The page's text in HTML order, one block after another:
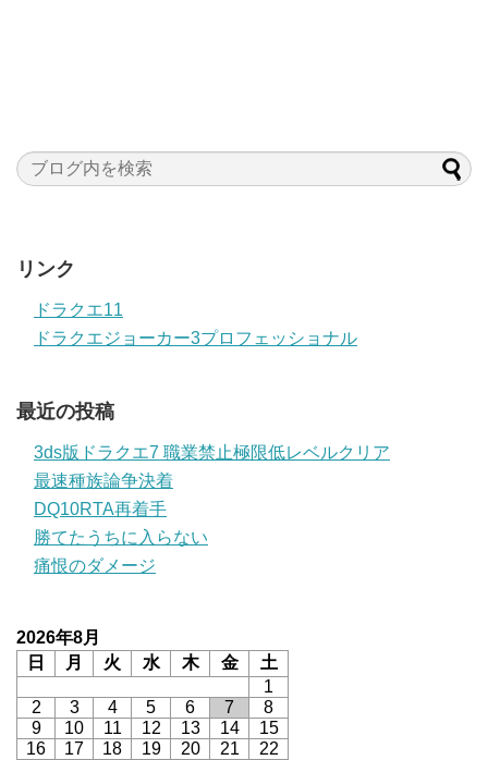
リンク
ドラクエ11
ドラクエジョーカー3プロフェッショナル
最近の投稿
3ds版ドラクエ7 職業禁止極限低レベルクリア
最速種族論争決着
DQ10RTA再着手
勝てたうちに入らない
痛恨のダメージ
2026年8月
日
月 火 水 木 金
土
1
2
3 4 5 6 7
8
9
10 11 12 13 14
15
16
17 18 19 20 21
22